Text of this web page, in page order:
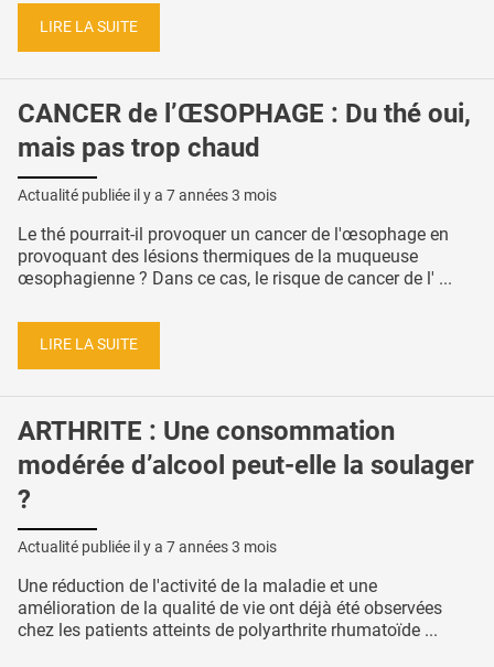
LIRE LA SUITE
CANCER de l’ŒSOPHAGE : Du thé oui,
mais pas trop chaud
Actualité publiée il y a 7 années 3 mois
Le thé pourrait-il provoquer un cancer de l'œsophage en
provoquant des lésions thermiques de la muqueuse
œsophagienne ? Dans ce cas, le risque de cancer de l' ...
LIRE LA SUITE
ARTHRITE : Une consommation
modérée d’alcool peut-elle la soulager
?
Actualité publiée il y a 7 années 3 mois
Une réduction de l'activité de la maladie et une
amélioration de la qualité de vie ont déjà été observées
chez les patients atteints de polyarthrite rhumatoïde ...